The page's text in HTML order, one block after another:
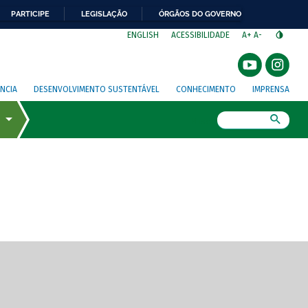
PARTICIPE LEGISLAÇÃO ÓRGÃOS DO GOVERNO
ENGLISH ACESSIBILIDADE A+ A-
DESENVOLVIMENTO SUSTENTÁVEL CONHECIMENTO IMPRENSA
de tela